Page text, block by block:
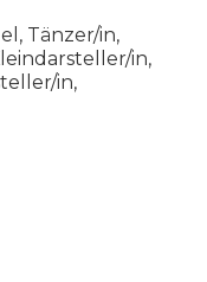
Tänzer/in,
in,
in,